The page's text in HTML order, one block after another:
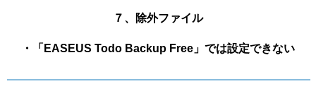
７、除外ファイル
・「EASEUS Todo Backup Free」では設定できない